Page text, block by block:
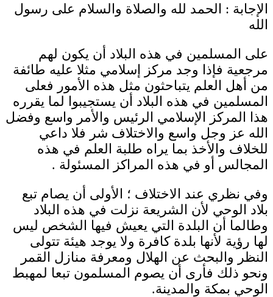
الإجابة : الحمد لله والصلاة والسلام على رسول
الله
على المسلمين في هذه البلاد أن يكون لهم
مرجعية فإذا وجد مركز إسلامي مثلا عليه طائفة
من أهل العلم يتباحثون مثل هذه الأمور فعلى
المسلمين في هذه البلاد أن يستجيبوا لما يقرره
هذا المركز الإسلامي الرئيس والأمر واسع وفضل
الله عز وجل واسع والاختلاف شر فلا داعي
للخلاف والأخذ بما يراه طلبة العلم في هذه
المجالس أو في هذه المراكز المسئولة .
وفي نظري عند الاختلاف ؛ الأولى أن يصام تبع
بلاد الوحي لأن الشريعة نزلت في هذه البلاد
وطالما أن البلدة التي يعيش فيها الشخص ليس
لها رؤية لأنها بلدة كافرة ولا يوجد هيئة تتولى
النظر والبحث عن الهلال ومعرفة منازل القمر
ونحو ذلك فأرى أن يصوم المسلمون تبعا لمهبط
الوحي بمكة والمدينة.